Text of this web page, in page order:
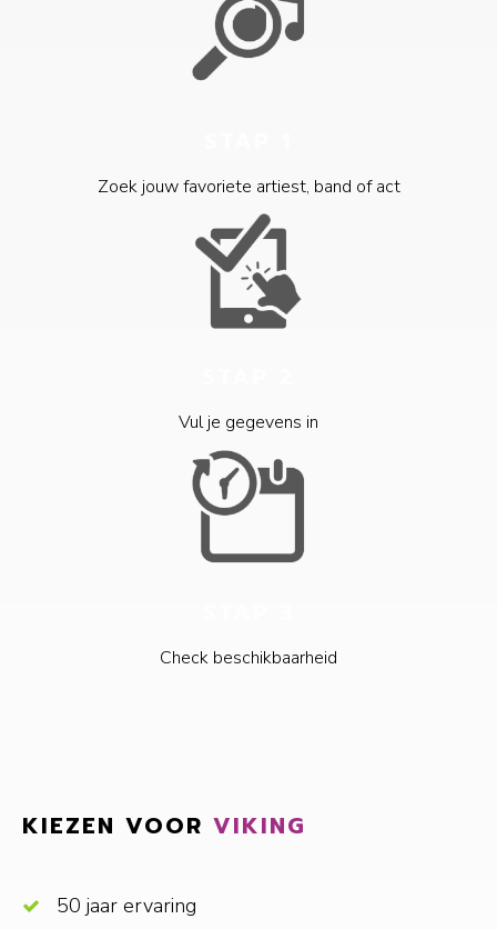
Zoek jouw favoriete artiest, band of act
Vul je gegevens in
Check beschikbaarheid
KIEZEN VOOR VIKING
50 jaar ervaring